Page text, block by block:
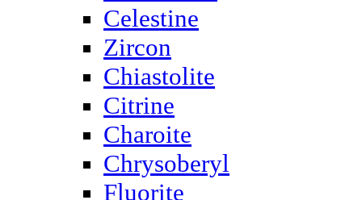
Celestine
Zircon
Chiastolite
Citrine
Charoite
Chrysoberyl
Fluorite